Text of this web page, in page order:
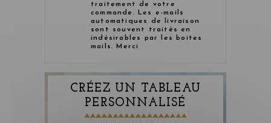
traitement de votre
commande. Les e-mails
automatiques de livraison
sont souvent traités en
indésirables par les boites
mails. Merci
CRÉEZ UN TABLEAU
PERSONNALISÉ